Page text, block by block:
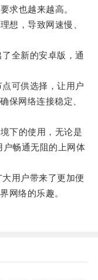
也越来越高。
，导致网速慢、
全新的安卓版，通
可供选择，让用户
保网络连接稳定、
下的使用，无论是
畅通无阻的上网体
用户带来了更加便
网络的乐趣。